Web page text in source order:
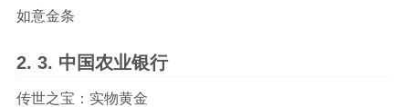
如意金条
中国农业银行
传世之宝：实物黄金